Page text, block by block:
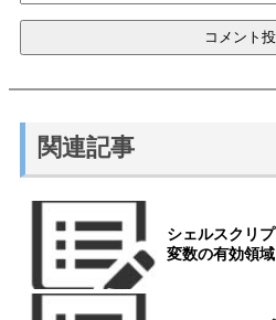
関連記事
シェルスクリ
変数の有効領域